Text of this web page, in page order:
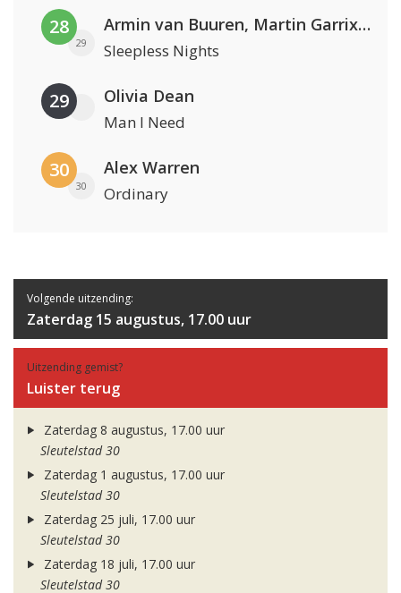
28
29
Armin van Buuren, Martin Garrix & Libby Whitehouse
Sleepless Nights
29 Olivia Dean
Man I Need
30
30
Alex Warren
Ordinary
Volgende uitzending:
Zaterdag 15 augustus, 17.00 uur
Uitzending gemist?
Luister terug
Zaterdag 8 augustus, 17.00 uur
Sleutelstad 30
Zaterdag 1 augustus, 17.00 uur
Sleutelstad 30
Zaterdag 25 juli, 17.00 uur
Sleutelstad 30
Zaterdag 18 juli, 17.00 uur
Sleutelstad 30